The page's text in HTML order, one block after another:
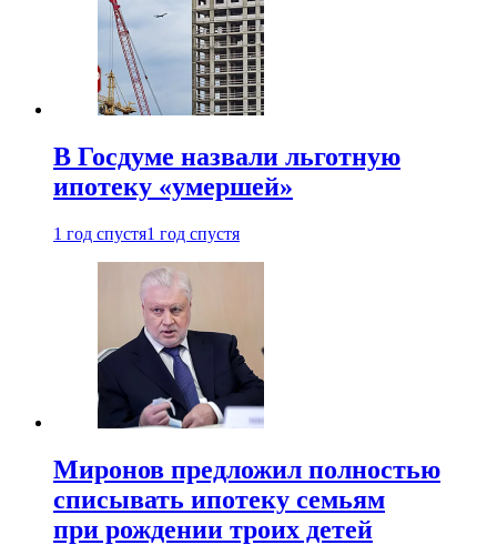
В Госдуме назвали льготную
ипотеку «умершей»
1 год спустя1 год спустя
Миронов предложил полностью
списывать ипотеку семьям
при рождении троих детей